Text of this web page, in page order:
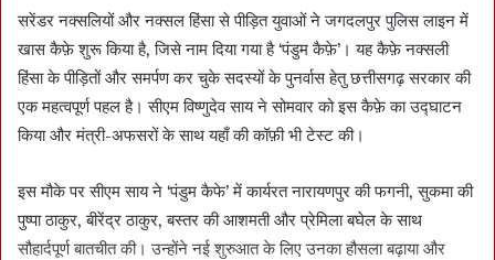
सरेंडर नक्सलियों और नक्सल हिंसा से पीड़ित युवाओं ने जगदलपुर पुलिस लाइन में
खास कैफ़े शुरू किया है, जिसे नाम दिया गया है ‘पंडुम कैफ़े’। यह कैफ़े नक्सली
हिंसा के पीड़ितों और समर्पण कर चुके सदस्यों के पुनर्वास हेतु छत्तीसगढ़ सरकार की
एक महत्वपूर्ण पहल है। सीएम विष्णुदेव साय ने सोमवार को इस कैफ़े का उद्घाटन
किया और मंत्री-अफसरों के साथ यहाँ की कॉफ़ी भी टेस्ट की।
इस मौके पर सीएम साय ने ‘पंडुम कैफे’ में कार्यरत नारायणपुर की फगनी, सुकमा की
पुष्पा ठाकुर, बीरेंद्र ठाकुर, बस्तर की आशमती और प्रेमिला बघेल के साथ
सौहार्दपूर्ण बातचीत की। उन्होंने नई शुरुआत के लिए उनका हौसला बढ़ाया और